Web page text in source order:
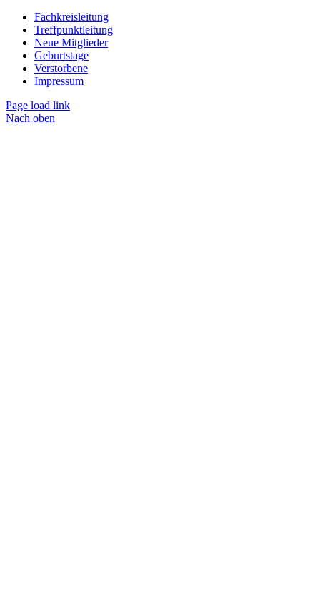
Fachkreisleitung
Treffpunktleitung
Neue Mitglieder
Geburtstage
Verstorbene
Impressum
Page load link
Nach oben